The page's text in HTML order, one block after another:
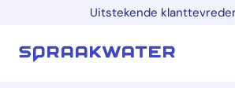
Uitstekende